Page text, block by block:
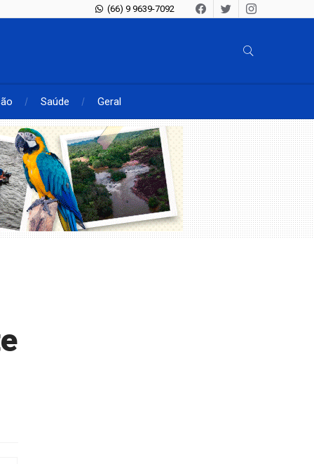
(66) 9 9639-7092
Saúde Geral